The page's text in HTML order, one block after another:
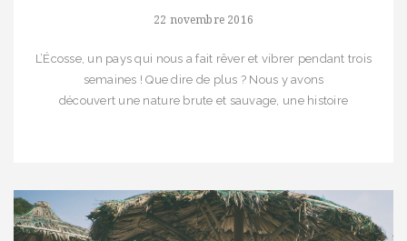
22 novembre 2016
L’Écosse, un pays qui nous a fait rêver et vibrer pendant trois
semaines ! Que dire de plus ? Nous y avons
découvert une nature brute et sauvage, une histoire